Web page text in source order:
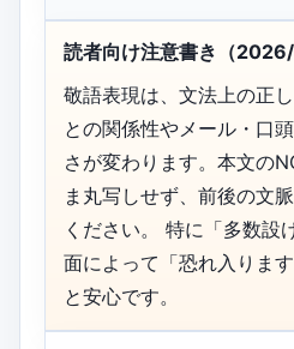
読者向け注意書き（
敬語表現は、文法上の正
との関係性やメール・口
さが変わります。本文の
ま丸写しせず、前後の文
ください。 特に「多数設
面によって「恐れ入りま
と安心です。